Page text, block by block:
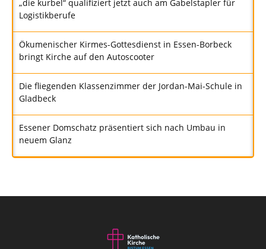
„die kurbel“ qualifiziert jetzt auch am Gabelstapler für
Logistikberufe
Ökumenischer Kirmes-Gottesdienst in Essen-Borbeck
bringt Kirche auf den Autoscooter
Die fliegenden Klassenzimmer der Jordan-Mai-Schule in
Gladbeck
Essener Domschatz präsentiert sich nach Umbau in
neuem Glanz